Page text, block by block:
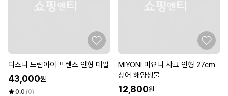
디즈니 드림아이 프렌즈 인형 데일
43,000원
0.0 (0)
MIYONI 미요니 샤크 인형 27cm
상어 해양생물
12,800원